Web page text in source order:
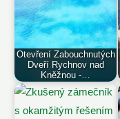
Otevření Zabouchnutých
Dveří Rychnov nad
Kněžnou -…